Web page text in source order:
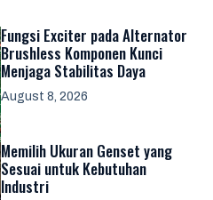
Fungsi Exciter pada Alternator
Brushless Komponen Kunci
Menjaga Stabilitas Daya
August 8, 2026
Memilih Ukuran Genset yang
Sesuai untuk Kebutuhan
Industri